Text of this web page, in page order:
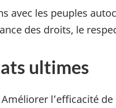
avec les peuples
des droits, le
ultimes
Améliorer l’efficacité